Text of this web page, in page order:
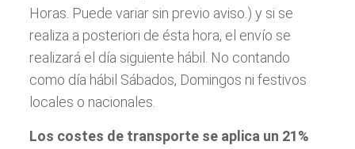
Horas. Puede variar sin previo aviso.) y si se
realiza a posteriori de ésta hora, el envío se
realizará el día siguiente hábil. No contando
como día hábil Sábados, Domingos ni festivos
locales o nacionales.
Los costes de transporte se aplica un 21%